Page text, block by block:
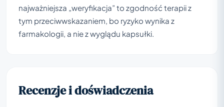
najważniejsza „weryfikacja” to zgodność terapii z
tym przeciwwskazaniem, bo ryzyko wynika z
farmakologii, a nie z wyglądu kapsułki.
Recenzje i doświadczenia